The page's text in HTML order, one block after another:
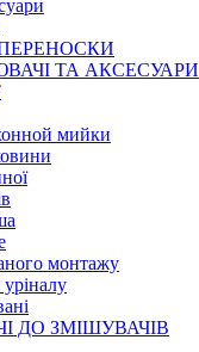
ТА АКСЕСУАРИ
мийки
монтажу
ДО ЗМІШУВАЧІВ